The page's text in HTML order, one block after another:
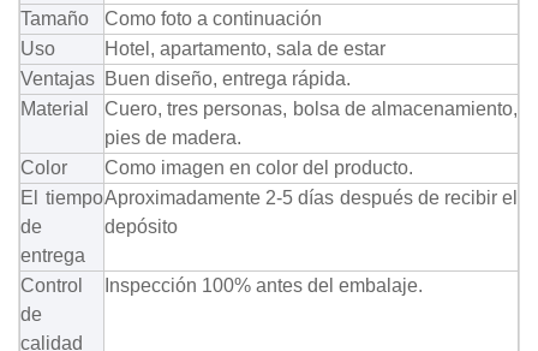
Tamaño
Como foto a continuación
Uso
Hotel, apartamento, sala de estar
Ventajas Buen diseño, entrega rápida.
Material
Cuero, tres personas, bolsa de almacenamiento,
pies de madera.
Color
Como imagen en color del producto.
El tiempo
de
entrega
Aproximadamente 2-5 días después de recibir el
depósito
Control
de
calidad
Inspección 100% antes del embalaje.